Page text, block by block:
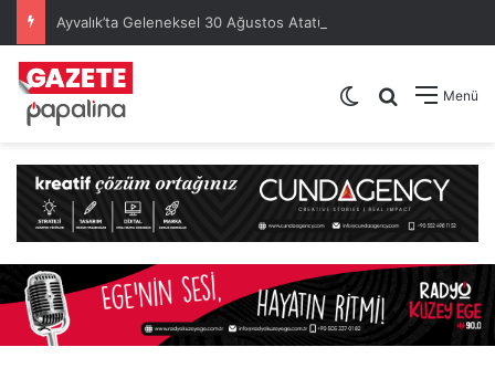
Menü
Arama yap
Dış görünümü